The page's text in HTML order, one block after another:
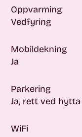
Oppvarming
Vedfyring
Mobildekning
Ja
Parkering
Ja, rett ved
WiFi